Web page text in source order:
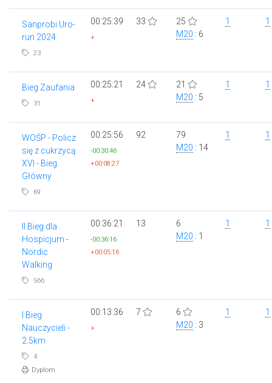
Sanprobi Uro-
run 2024
23
00:25:39
+
33
25
M20 : 6
1 1
Bieg Zaufania
31
00:25:21
+
24
21
M20 : 5
1 1
WOŚP - Policz
się z cukrzycą
XVI - Bieg
Główny
69
00:25:56
-00:30:46
+00:08:27
92
79
M20 : 14
1 1
II Bieg dla
Hospicjum -
Nordic
Walking
566
00:36:21
-00:36:16
+00:05:16
13
6
M20 : 1
1 1
I Bieg
Nauczycieli -
2.5km
4
Dyplom
00:13:36
+
7
6
M20 : 3
1 1